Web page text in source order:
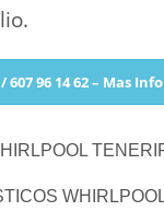
/ 607 96 14 62 – Mas